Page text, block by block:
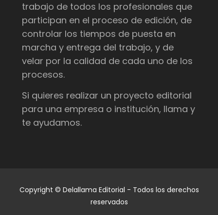
trabajo de todos los profesionales que
participan en el proceso de edición, de
controlar los tiempos de puesta en
marcha y entrega del trabajo, y de
velar por la calidad de cada uno de los
procesos.
Si quieres realizar un proyecto editorial
para una empresa o institución, llama y
te ayudamos.
Copyright © Delallama Editorial - Todos los derechos
reservados